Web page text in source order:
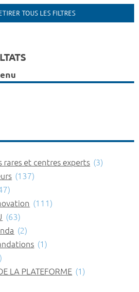
TOUS LES FILTRES
rares et centres experts (3)
(137)
(111)
(63)
(2)
(1)
LA PLATEFORME (1)